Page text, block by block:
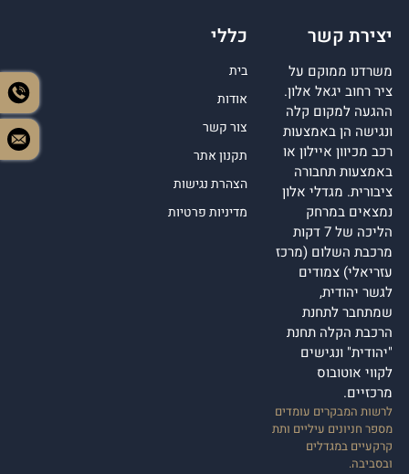
יצירת קשר
משרדנו ממוקם על
ציר רחוב יגאל אלון.
ההגעה למקום קלה
ונגישה הן באמצעות
רכב מכיוון איילון או
באמצעות תחבורה
ציבורית. מגדלי אלון
נמצאים במרחק
הליכה של 7 דקות
מרכבת השלום (מרכז
עזריאלי) צמודים
לגשר יהודית,
שמתחבר לתחנת
הרכבת הקלה תחנת
"יהודית" ונגישים
לקווי אוטובוס
מרכזיים.
לרשות המבקרים עומדים
מספר חניונים עיליים ותת
קרקעיים במגדלים
ובסביבה.
כללי
בית
אודות
צור קשר
תקנון אתר
הצהרת נגישות
מדיניות פרטיות